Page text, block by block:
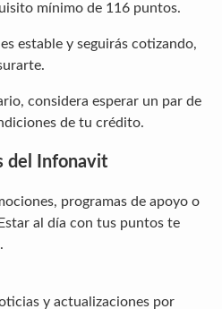
mínimo de 116 puntos.
estable y seguirás cotizando,
considera esperar un par de
de tu crédito.
del Infonavit
programas de apoyo o
al día con tus puntos te
y actualizaciones por